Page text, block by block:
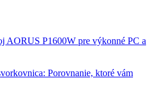
AORUS P1600W pre výkonné PC a
Porovnanie, ktoré vám